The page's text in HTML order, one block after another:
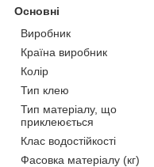
Основні
Виробник
Країна виробник
Колір
Тип клею
Тип матеріалу, що
приклеюється
Клас водостійкості
Фасовка матеріалу (кг)